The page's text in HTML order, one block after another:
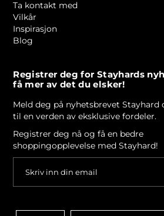
Ta kontakt med
Vilkår
Inspirasjon
Blog
Registrer deg for Stayhards
få mer av det du elsker!
Meld deg på nyhetsbrevet Stayhard
til en verden av eksklusive fordeler.
Registrer deg nå og få en bedre
shoppingopplevelse med Stayhard!